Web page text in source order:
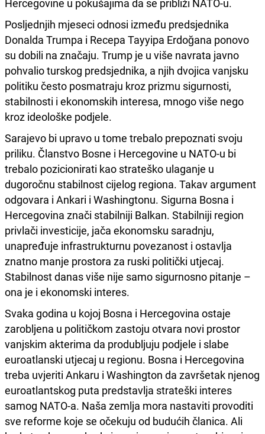
Posljednjih mjeseci odnosi između predsjednika
Donalda Trumpa i Recepa Tayyipa Erdoğana ponovo
su dobili na značaju. Trump je u više navrata javno
pohvalio turskog predsjednika, a njih dvojica vanjsku
politiku često posmatraju kroz prizmu sigurnosti,
stabilnosti i ekonomskih interesa, mnogo više nego
kroz ideološke podjele.
Sarajevo bi upravo u tome trebalo prepoznati svoju
priliku. Članstvo Bosne i Hercegovine u NATO-u bi
trebalo pozicionirati kao strateško ulaganje u
dugoročnu stabilnost cijelog regiona. Takav argument
odgovara i Ankari i Washingtonu. Sigurna Bosna i
Hercegovina znači stabilniji Balkan. Stabilniji region
privlači investicije, jača ekonomsku saradnju,
unapređuje infrastrukturnu povezanost i ostavlja
znatno manje prostora za ruski politički utjecaj.
Stabilnost danas više nije samo sigurnosno pitanje –
ona je i ekonomski interes.
Svaka godina u kojoj Bosna i Hercegovina ostaje
zarobljena u političkom zastoju otvara novi prostor
vanjskim akterima da produbljuju podjele i slabe
euroatlanski utjecaj u regionu. Bosna i Hercegovina
treba uvjeriti Ankaru i Washington da završetak njenog
euroatlantskog puta predstavlja strateški interes
samog NATO-a. Naša zemlja mora nastaviti provoditi
sve reforme koje se očekuju od budućih članica. Ali